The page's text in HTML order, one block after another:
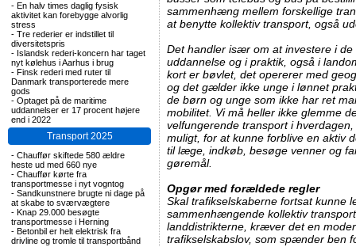
- En halv times daglig fysisk
aktivitet kan forebygge alvorlig
stress
- Tre rederier er indstillet til
diversitetspris
- Islandsk rederi-koncern har taget
nyt kølehus i Aarhus i brug
- Finsk rederi med ruter til
Danmark transporterede mere
gods
- Optaget på de maritime
uddannelser er 17 procent højere
end i 2022
Transport 2025
- Chauffør skiftede 580 ældre
heste ud med 660 nye
- Chauffør kørte fra
transportmesse i nyt vogntog
- Sandkunstnere brugte ni dage på
at skabe to sværvægtere
- Knap 29.000 besøgte
transportmesse i Herning
- Betonbil er helt elektrisk fra
drivline og tromle til transportbånd
sammenhæng mellem forskellige
at benytte kollektiv transport, også
Det handler især om at investere i
uddannelse og i praktik, også i
kort er bøvlet, det opererer med
og det gælder ikke unge i lønnet
de børn og unge som ikke har ret
mobilitet. Vi må heller ikke glemme
velfungerende transport i
muligt, for at kunne forblive en aktiv
til læge, indkøb, besøge venner og
gøremål.
Opgør med forældede regler
Skal trafikselskaberne fortsat kunne
sammenhængende kollektiv
landdistrikterne, kræver det en
trafikselskabslov, som spænder ben